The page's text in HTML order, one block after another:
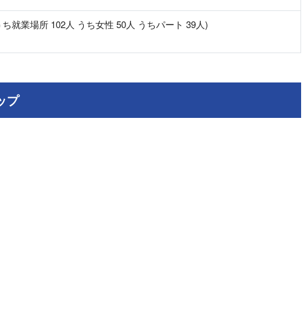
ち就業場所 102人 うち女性 50人 うちパート 39人)
プ